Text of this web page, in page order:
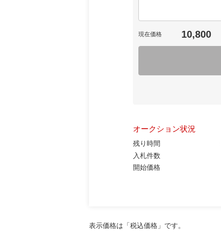
現在価格 10,800
オークション状況
残り時間
入札件数
開始価格
表示価格は「税込価格」です。